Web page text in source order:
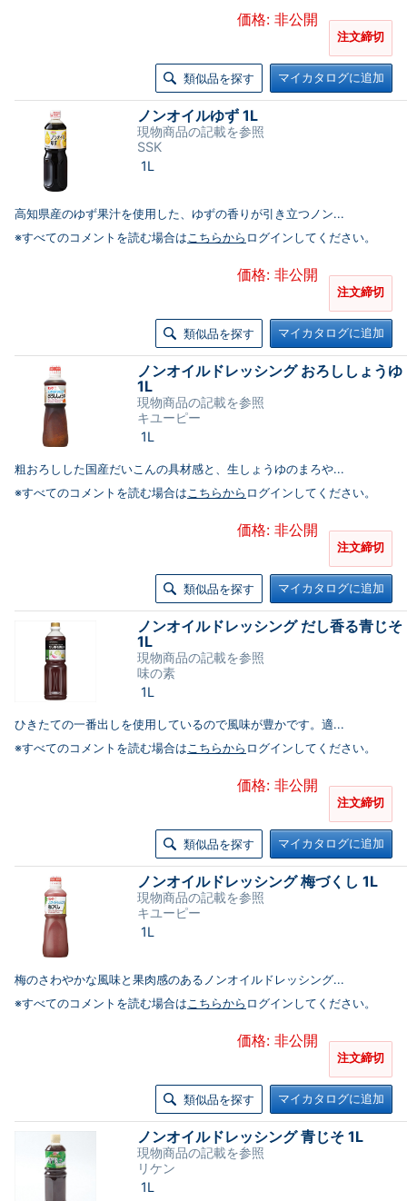
価格: 非公開
注文締切
類似品を探す マイカタログに追加
ノンオイルゆず 1L
現物商品の記載を参照
SSK
1L
高知県産のゆず果汁を使用した、ゆずの香りが引き立つノン...
※すべてのコメントを読む場合はこちらから ログインしてください。
価格: 非公開
注文締切
類似品を探す マイカタログに追加
ノンオイルドレッシング おろししょうゆ
1L
現物商品の記載を参照
キユーピー
1L
粗おろしした国産だいこんの具材感と、生しょうゆのまろや...
※すべてのコメントを読む場合はこちらから ログインしてください。
価格: 非公開
注文締切
類似品を探す マイカタログに追加
ノンオイルドレッシング だし香る青じそ
1L
現物商品の記載を参照
味の素
1L
ひきたての一番出しを使用しているので風味が豊かです。適...
※すべてのコメントを読む場合はこちらから ログインしてください。
価格: 非公開
注文締切
類似品を探す マイカタログに追加
ノンオイルドレッシング 梅づくし 1L
現物商品の記載を参照
キユーピー
1L
梅のさわやかな風味と果肉感のあるノンオイルドレッシング...
※すべてのコメントを読む場合はこちらから ログインしてください。
価格: 非公開
注文締切
類似品を探す マイカタログに追加
ノンオイルドレッシング 青じそ 1L
現物商品の記載を参照
リケン
1L